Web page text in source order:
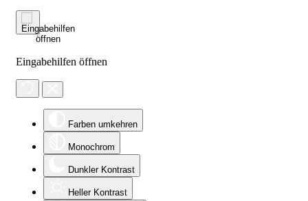
Eingabehilfen öffnen
Farben umkehren
Monochrom
Dunkler Kontrast
Heller Kontrast